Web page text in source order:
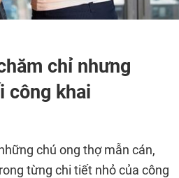
chỉ nhưng
công khai
chú ong thợ mẫn cán,
từng chi tiết nhỏ của công